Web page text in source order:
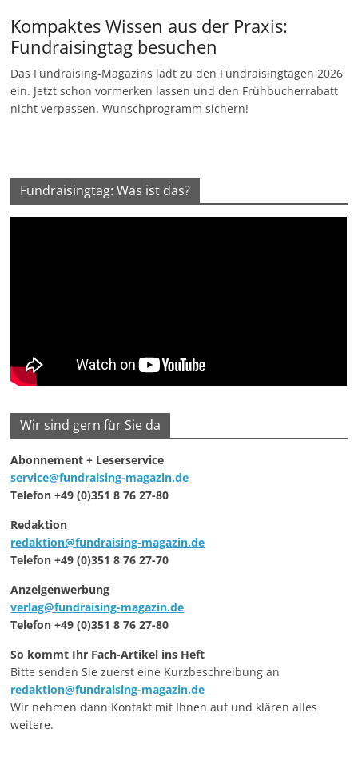
Kompaktes Wissen aus der Praxis:
Fundraisingtag besuchen
Das Fundraising-Magazins lädt zu den Fundraisingtagen 2026
ein. Jetzt schon vormerken lassen und den Frühbucherrabatt
nicht verpassen. Wunschprogramm sichern!
Fundraisingtag: Was ist das?
Wir sind gern für Sie da
Abonnement + Leserservice
service@fundraising-magazin.de
Telefon +49 (0)351 8 76 27-80
Redaktion
redaktion@fundraising-magazin.de
Telefon +49 (0)351 8 76 27-70
Anzeigenwerbung
verlag@fundraising-magazin.de
Telefon +49 (0)351 8 76 27-80
So kommt Ihr Fach-Artikel ins Heft
Bitte senden Sie zuerst eine Kurzbeschreibung an
redaktion@fundraising-magazin.de
Wir nehmen dann Kontakt mit Ihnen auf und klären alles
weitere.